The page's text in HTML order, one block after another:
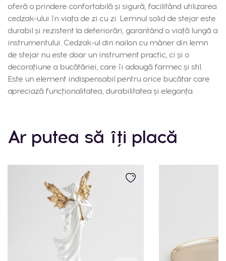
oferă o prindere confortabilă și sigură, facilitând utilizarea
cedzak-ului în viața de zi cu zi. Lemnul solid de stejar este
durabil și rezistent la deteriorări, garantând o viață lungă a
instrumentului. Cedzak-ul din nailon cu mâner din lemn
de stejar nu este doar un instrument practic, ci și o
decorațiune a bucătăriei, care îi adaugă farmec și stil.
Este un element indispensabil pentru orice bucătar care
apreciază funcționalitatea, durabilitatea și eleganța.
Ar putea să îți placă